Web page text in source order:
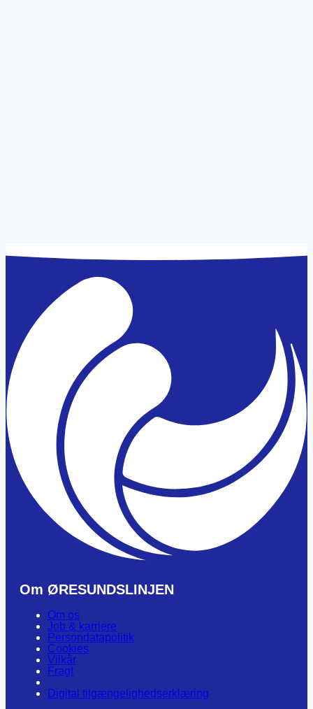
Om ØRESUNDSLINJEN
Om os
Job & karriere
Persondatapolitik
Cookies
Vilkår
Fragt
Digital tilgængelighedserklæring